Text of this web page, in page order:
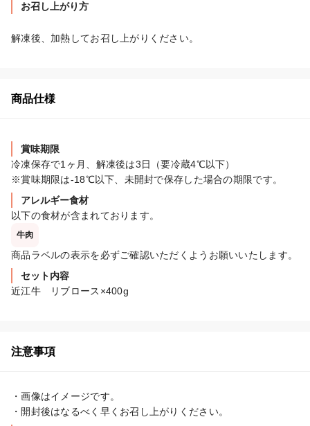
お召し上がり方
解凍後、加熱してお召し上がりください。
商品仕様
賞味期限
冷凍保存で1ヶ月、解凍後は3日（要冷蔵4℃以下）
※賞味期限は-18℃以下、未開封で保存した場合の期限です。
アレルギー食材
以下の食材が含まれております。
牛肉
商品ラベルの表示を必ずご確認いただくようお願いいたします。
セット内容
近江牛　リブロース×400g
注意事項
・画像はイメージです。
・開封後はなるべく早くお召し上がりください。